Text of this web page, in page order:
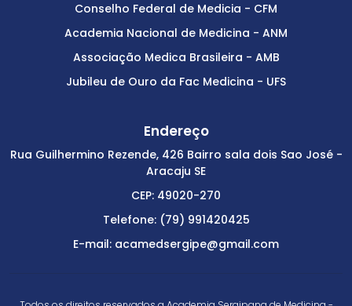
Conselho Federal de Medicia - CFM
Academia Nacional de Medicina - ANM
Associação Medica Brasileira - AMB
Jubileu de Ouro da Fac Medicina - UFS
Endereço
Rua Guilhermino Rezende, 426 Bairro sala dois Sao José -
Aracaju SE
CEP: 49020-270
Telefone: (79) 991420425
E-mail: acamedsergipe@gmail.com